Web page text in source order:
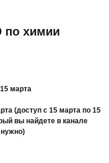
по химии
марта
(доступ с 15 марта по 15
вы найдете в канале
нужно)